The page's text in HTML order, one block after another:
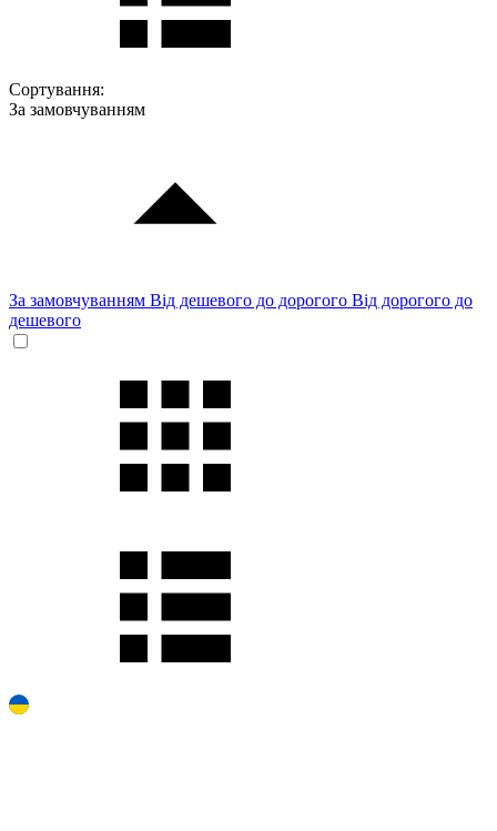
Сортування:
За замовчуванням
За замовчуванням Від дешевого до дорогого Від дорогого до
дешевого